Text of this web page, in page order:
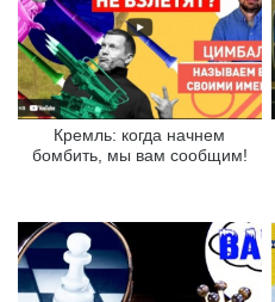
Кремль: когда начнем
бомбить, мы вам сообщим!